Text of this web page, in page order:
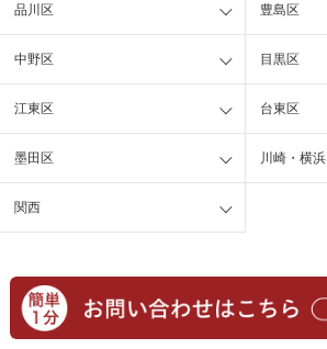
品川区 豊島区
中野区 目黒区
江東区 台東区
墨田区 川崎・横浜
関西